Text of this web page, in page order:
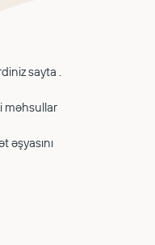
sayta .
məhsullar
əşyasını